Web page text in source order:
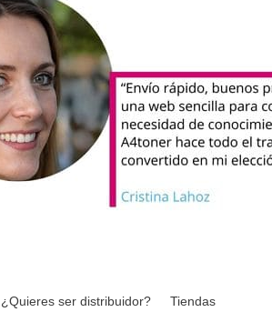
¿Quieres ser distribuidor? Tiendas